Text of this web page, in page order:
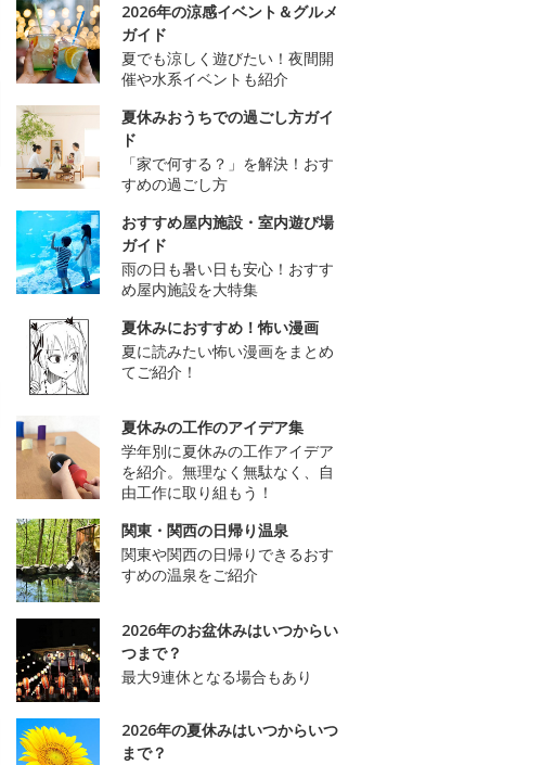
2026年の涼感イベント＆グルメ
ガイド
夏でも涼しく遊びたい！夜間開
催や水系イベントも紹介
夏休みおうちでの過ごし方ガイ
ド
「家で何する？」を解決！おす
すめの過ごし方
おすすめ屋内施設・室内遊び場
ガイド
雨の日も暑い日も安心！おすす
め屋内施設を大特集
夏休みにおすすめ！怖い漫画
夏に読みたい怖い漫画をまとめ
てご紹介！
夏休みの工作のアイデア集
学年別に夏休みの工作アイデア
を紹介。無理なく無駄なく、自
由工作に取り組もう！
関東・関西の日帰り温泉
関東や関西の日帰りできるおす
すめの温泉をご紹介
2026年のお盆休みはいつからい
つまで？
最大9連休となる場合もあり
2026年の夏休みはいつからいつ
まで？